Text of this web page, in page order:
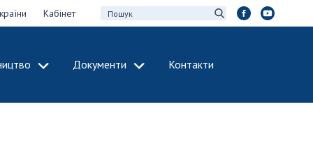
Кабінет
Документи Контакти
СПІВРОБІТНИЦТВО